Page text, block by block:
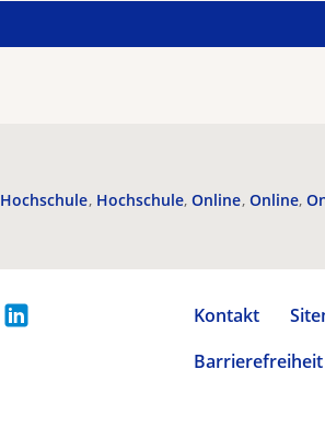
Hochschule Hochschule Online Online
Kontakt
Barrierefreiheit